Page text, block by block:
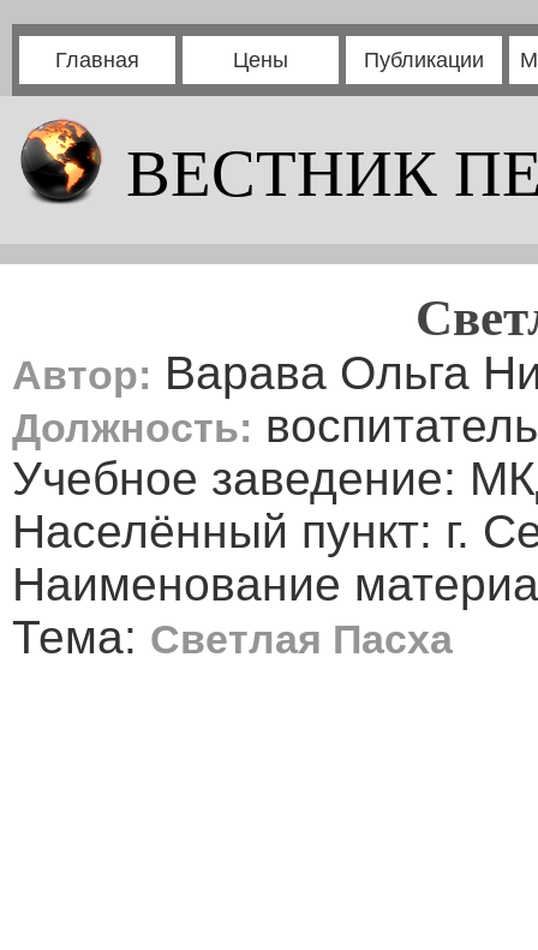
Главная Цены Публикации
ВЕСТНИК
Автор: Варава Ольга
Должность: воспитатель
Учебное заведение:
Населённый пункт: г.
Наименование
Тема: Светлая Пасха